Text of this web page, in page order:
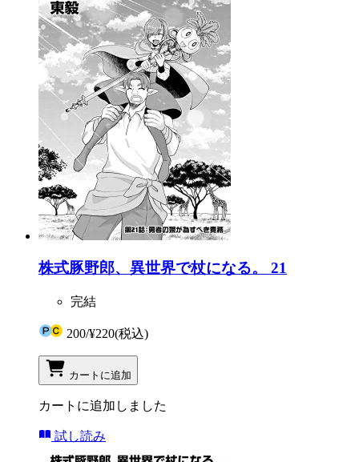
株式豚野郎、異世界で杖になる。 21
完結
200/¥220(税込)
カートに追加
カートに追加しました
試し読み